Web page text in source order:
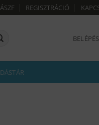
ÁSZF REGISZTRÁCIÓ
BELÉPÉS